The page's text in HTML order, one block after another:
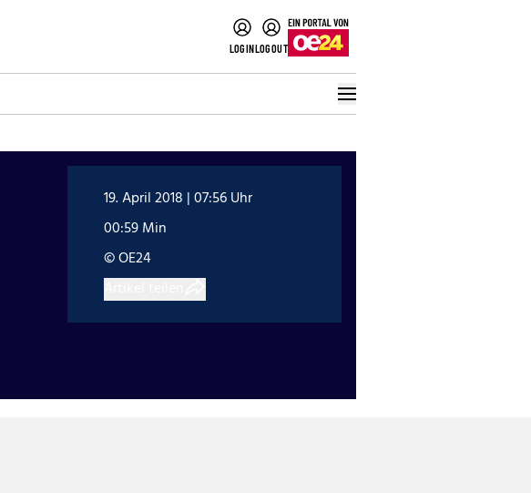
LOGINLOGOUT
19. April 2018 | 07:56 Uhr
00:59 Min
© OE24